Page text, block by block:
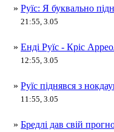
» Руїс: Я буквально
21:55, 3.05
» Енді Руїс - Кріс
12:55, 3.05
» Руїс піднявся з
11:55, 3.05
» Бредлі дав свій